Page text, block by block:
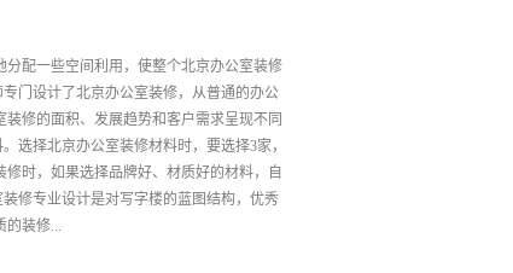
配一些空间利用，使整个北京办公室装修
门设计了北京办公室装修，从普通的办公
修的面积、发展趋势和客户需求呈现不同
选择北京办公室装修材料时，要选择3家，
时，如果选择品牌好、材质好的材料，自
修专业设计是对写字楼的蓝图结构，优秀
的装修...